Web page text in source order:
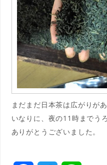
まだまだ日本茶は広がりが
いなりに、夜の11時までうろ
ありがとうございました。